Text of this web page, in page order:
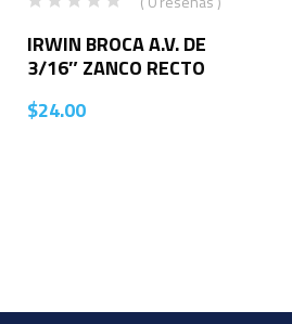
IRWIN BROCA A.V. DE
3/16″ ZANCO RECTO
$24.00